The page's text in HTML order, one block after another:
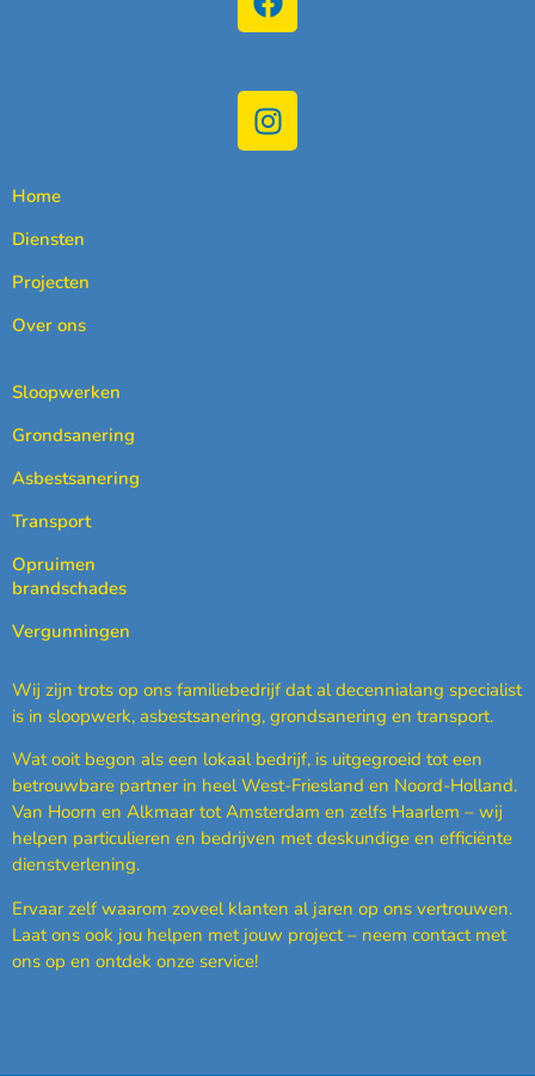
Home
Diensten
Projecten
Over ons
Sloopwerken
Grondsanering
Asbestsanering
Transport
Opruimen
brandschades
Vergunningen
Wij zijn trots op ons familiebedrijf dat al decennialang specialist
is in sloopwerk, asbestsanering, grondsanering en transport.
Wat ooit begon als een lokaal bedrijf, is uitgegroeid tot een
betrouwbare partner in heel West-Friesland en Noord-Holland.
Van Hoorn en Alkmaar tot Amsterdam en zelfs Haarlem – wij
helpen particulieren en bedrijven met deskundige en efficiënte
dienstverlening.
Ervaar zelf waarom zoveel klanten al jaren op ons vertrouwen.
Laat ons ook jou helpen met jouw project – neem contact met
ons op en ontdek onze service!